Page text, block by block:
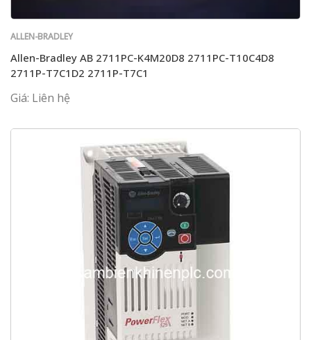
ALLEN-BRADLEY
Allen-Bradley AB 2711PC-K4M20D8 2711PC-T10C4D8
2711P-T7C1D2 2711P-T7C1
Giá: Liên hệ